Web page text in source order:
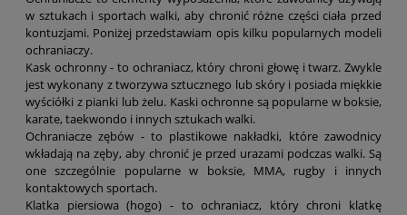
w sztukach i sportach walki, aby chronić różne części ciała przed
kontuzjami. Poniżej przedstawiam opis kilku popularnych modeli
ochraniaczy.
Kask ochronny - to ochraniacz, który chroni głowę i twarz. Zwykle
jest wykonany z tworzywa sztucznego lub skóry i posiada miękkie
wyściółki z pianki lub żelu. Kaski ochronne są popularne w boksie,
karate, taekwondo i innych sztukach walki.
Ochraniacze zębów - to plastikowe nakładki, które zawodnicy
wkładają na zęby, aby chronić je przed urazami podczas walki. Są
one szczególnie popularne w boksie, MMA, rugby i innych
kontaktowych sportach.
Klatka piersiowa (hogo) - to ochraniacz, który chroni klatkę